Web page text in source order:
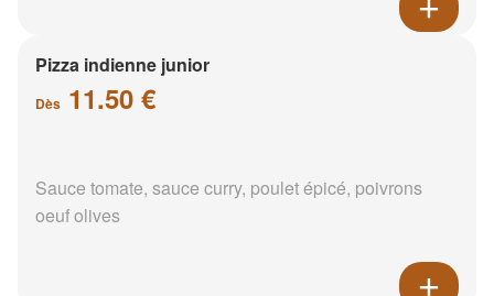
Pizza indienne junior
Dès 11.50 €
Sauce tomate, sauce curry, poulet épicé, poivrons
oeuf olives